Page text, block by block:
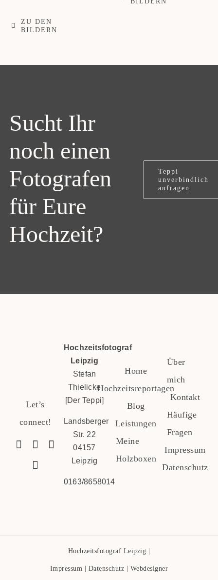
ZU DEN
BILDERN
Sucht Ihr
noch einen
Fotografen
für Eure
Hochzeit?
Teppi
unverbindlich
anfragen
Let’s
connect!
Hochzeitsfotograf
Leipzig
Stefan
Thielicke
[Der Teppi]
Landsberger
Str. 22
04157
Leipzig
0163/8658014
Home
Hochzeitsreportagen
Blog
Leistungen
Meine
Holzboxen
Über
mich
Kontakt
Häufige
Fragen
Impressum
Datenschutz
Hochzeitsfotograf Leipzig
Impressum Datenschutz Webdesigner